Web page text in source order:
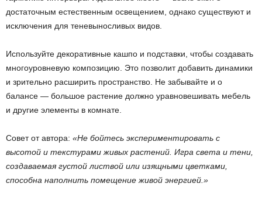
достаточным естественным освещением, однако существуют и
исключения для теневыносливых видов.
Используйте декоративные кашпо и подставки, чтобы создавать
многоуровневую композицию. Это позволит добавить динамики
и зрительно расширить пространство. Не забывайте и о
балансе — большое растение должно уравновешивать мебель
и другие элементы в комнате.
Совет от автора: «Не бойтесь экспериментировать с
высотой и текстурами живых растений. Игра света и тени,
создаваемая густой листвой или изящными цветками,
способна наполнить помещение живой энергией.»